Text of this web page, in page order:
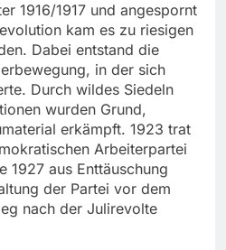
1916/1917 und angespornt
kam es zu riesigen
Dabei entstand die
in der sich
Durch wildes Siedeln
wurden Grund,
erkämpft. 1923 trat
Arbeiterpartei
1927 aus Enttäuschung
der Partei vor dem
nach der Julirevolte